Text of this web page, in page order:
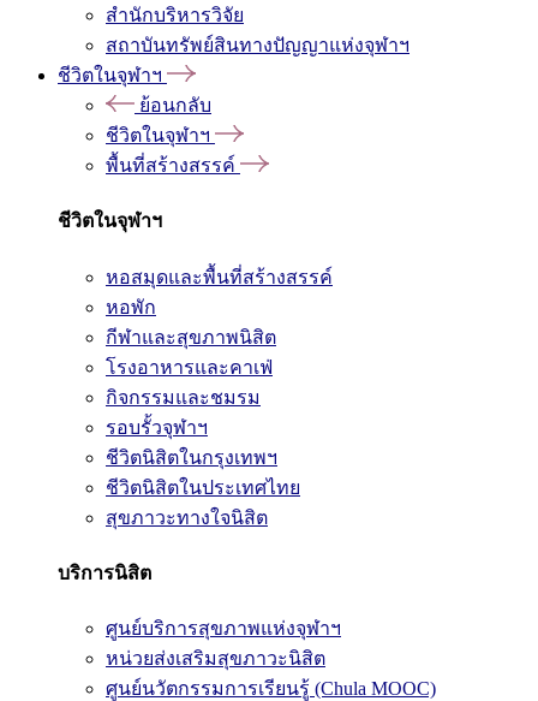
สำนักบริหารวิจัย
สถาบันทรัพย์สินทางปัญญาแห่งจุฬาฯ
ชีวิตในจุฬาฯ
ย้อนกลับ
ชีวิตในจุฬาฯ
พื้นที่สร้างสรรค์
ชีวิตในจุฬาฯ
หอสมุดและพื้นที่สร้างสรรค์
หอพัก
กีฬาและสุขภาพนิสิต
โรงอาหารและคาเฟ่
กิจกรรมและชมรม
รอบรั้วจุฬาฯ
ชีวิตนิสิตในกรุงเทพฯ
ชีวิตนิสิตในประเทศไทย
สุขภาวะทางใจนิสิต
บริการนิสิต
ศูนย์บริการสุขภาพแห่งจุฬาฯ
หน่วยส่งเสริมสุขภาวะนิสิต
ศูนย์นวัตกรรมการเรียนรู้ (Chula MOOC)